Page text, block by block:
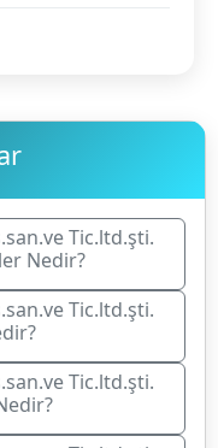
Tic.ltd.şti.
Nedir?
Tic.ltd.şti.
Tic.ltd.şti.